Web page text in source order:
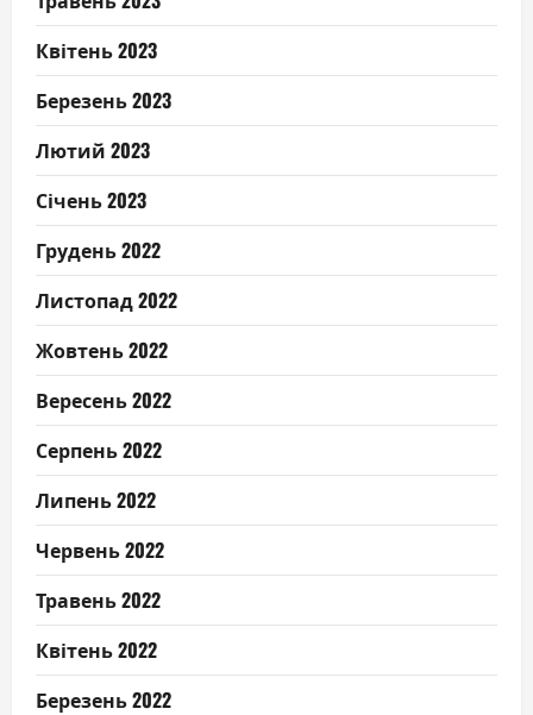
Квітень 2023
Березень 2023
Лютий 2023
Січень 2023
Грудень 2022
Листопад 2022
Жовтень 2022
Вересень 2022
Серпень 2022
Липень 2022
Червень 2022
Травень 2022
Квітень 2022
Березень 2022